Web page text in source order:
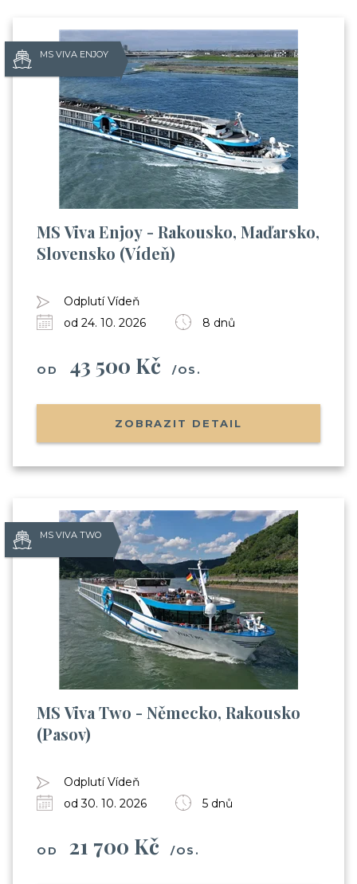
MS VIVA ENJOY
MS Viva Enjoy - Rakousko, Maďarsko,
Slovensko (Vídeň)
Odplutí Vídeň
od 24. 10. 2026
8 dnů
OD 43 500 Kč /OS.
ZOBRAZIT DETAIL
MS VIVA TWO
MS Viva Two - Německo, Rakousko
(Pasov)
Odplutí Vídeň
od 30. 10. 2026
5 dnů
OD 21 700 Kč /OS.